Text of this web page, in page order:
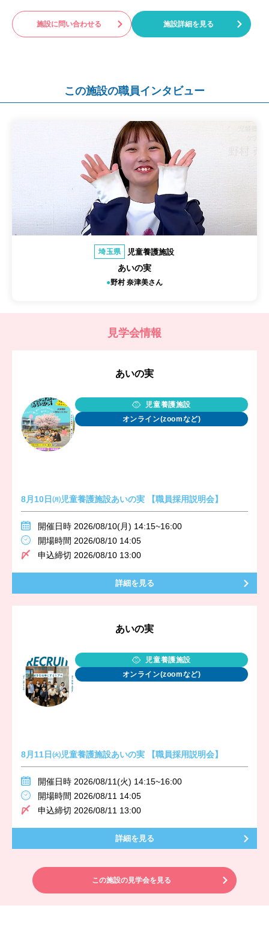
施設に問い合わせる 施設詳細を見る
この施設の職員インタビュー
埼玉県 児童養護施設
あいの実
野村 奈津美さん
見学会情報
あいの実
児童養護施設
オンライン(zoomなど)
8月10日㈪児童養護施設あいの実 【職員採用説明会】
開催日時 2026/08/10(月) 14:15~16:00
開場時間 2026/08/10 14:05
申込締切 2026/08/10 13:00
詳細を見る
あいの実
児童養護施設
オンライン(zoomなど)
8月11日㈫児童養護施設あいの実 【職員採用説明会】
開催日時 2026/08/11(火) 14:15~16:00
開場時間 2026/08/11 14:05
申込締切 2026/08/11 13:00
詳細を見る
この施設の見学会を見る